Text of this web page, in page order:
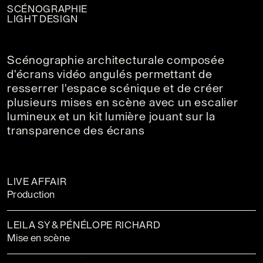
SCÉNOGRAPHIE
LIGHT DESIGN
Scénographie architecturale composée
d'écrans vidéo angulés permettant de
resserrer l'espace scénique et de créer
plusieurs mises en scène avec un escalier
lumineux et un kit lumière jouant sur la
transparence des écrans
LIVE AFFAIR
Production
LEILA SY & PÉNÉLOPE RICHARD
Mise en scène